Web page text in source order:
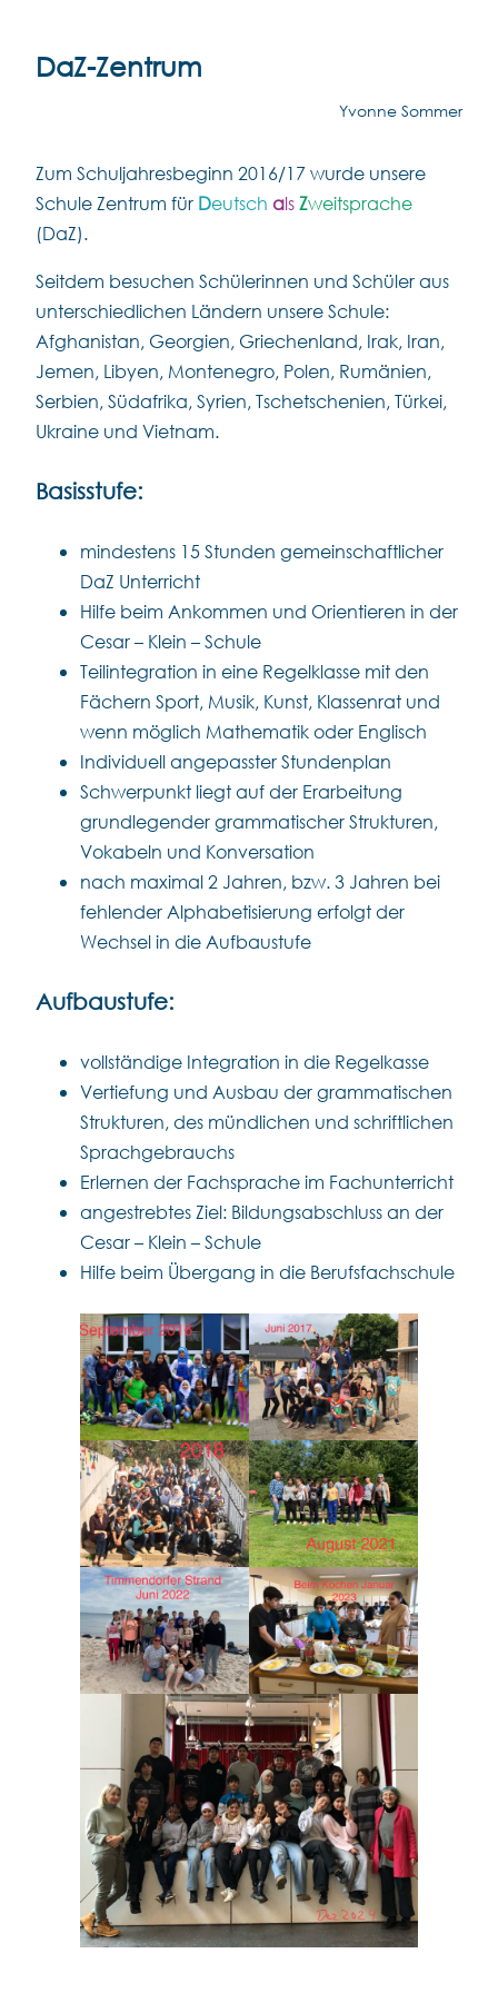
DaZ-Zentrum
Yvonne Sommer
Zum Schuljahresbeginn 2016/17 wurde unsere
Schule Zentrum für Deutsch alsZweitsprache
(DaZ).
Seitdem besuchen Schülerinnen und Schüler aus
unterschiedlichen Ländern unsere Schule:
Afghanistan, Georgien, Griechenland, Irak, Iran,
Jemen, Libyen, Montenegro, Polen, Rumänien,
Serbien, Südafrika, Syrien, Tschetschenien, Türkei,
Ukraine und Vietnam.
Basisstufe:
mindestens 15 Stunden gemeinschaftlicher
DaZ Unterricht
Hilfe beim Ankommen und Orientieren in der
Cesar – Klein – Schule
Teilintegration in eine Regelklasse mit den
Fächern Sport, Musik, Kunst, Klassenrat und
wenn möglich Mathematik oder Englisch
Individuell angepasster Stundenplan
Schwerpunkt liegt auf der Erarbeitung
grundlegender grammatischer Strukturen,
Vokabeln und Konversation
nach maximal 2 Jahren, bzw. 3 Jahren bei
fehlender Alphabetisierung erfolgt der
Wechsel in die Aufbaustufe
Aufbaustufe:
vollständige Integration in die Regelkasse
Vertiefung und Ausbau der grammatischen
Strukturen, des mündlichen und schriftlichen
Sprachgebrauchs
Erlernen der Fachsprache im Fachunterricht
angestrebtes Ziel: Bildungsabschluss an der
Cesar – Klein – Schule
Hilfe beim Übergang in die Berufsfachschule